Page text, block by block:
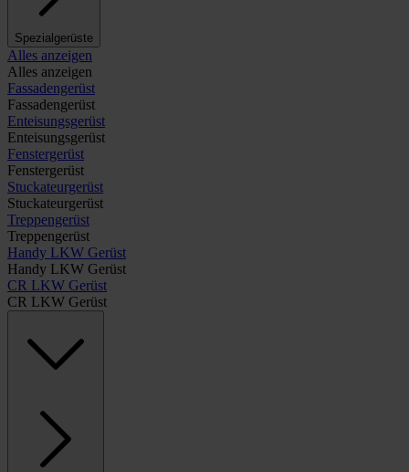
Spezialgerüste
Alles anzeigen
Alles anzeigen
Fassadengerüst
Fassadengerüst
Enteisungsgerüst
Enteisungsgerüst
Fenstergerüst
Fenstergerüst
Stuckateurgerüst
Stuckateurgerüst
Treppengerüst
Treppengerüst
Handy LKW Gerüst
Handy LKW Gerüst
CR LKW Gerüst
CR LKW Gerüst